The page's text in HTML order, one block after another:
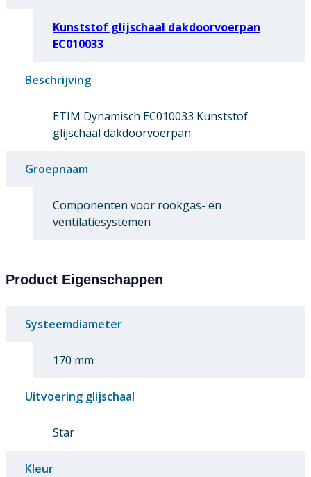
Kunststof glijschaal dakdoorvoerpan
EC010033
Beschrijving
ETIM Dynamisch EC010033 Kunststof
glijschaal dakdoorvoerpan
Groepnaam
Componenten voor rookgas- en
ventilatiesystemen
Product Eigenschappen
Systeemdiameter
170 mm
Uitvoering glijschaal
Star
Kleur